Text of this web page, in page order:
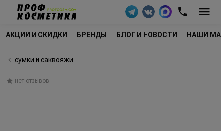
АКЦИИ И СКИДКИ БРЕНДЫ БЛОГ И НОВОСТИ НАШИ
сумки и саквояжи
нет отзывов